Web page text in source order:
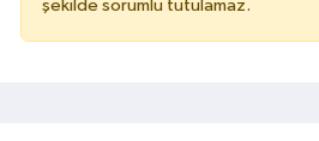
şekilde sorumlu tutulamaz.